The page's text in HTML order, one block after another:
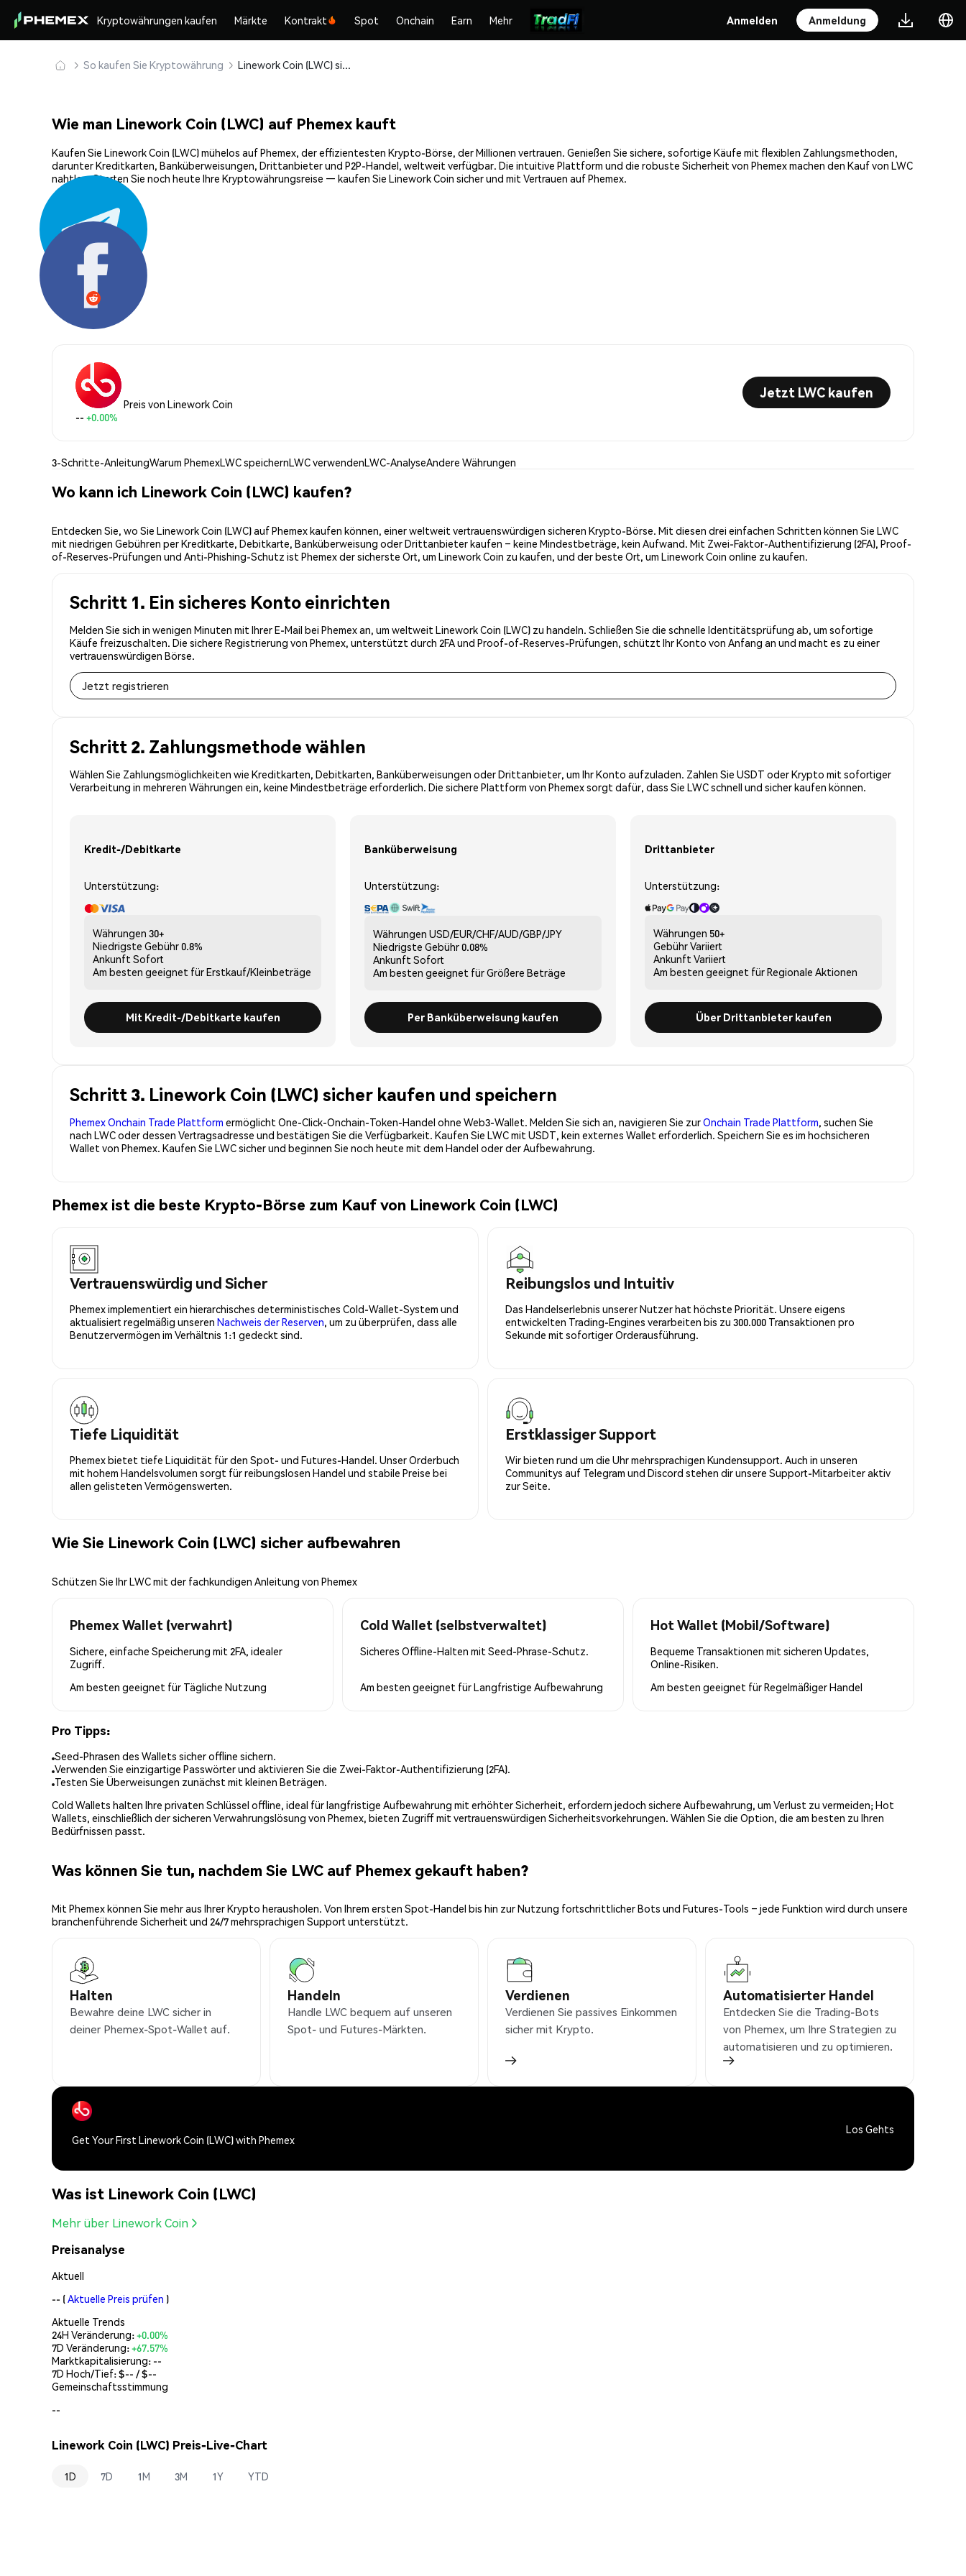
Kryptowährungen kaufen Märkte Kontrakt Spot Onchain Earn Mehr Anmelden Anmeldung
So kaufen Sie Kryptowährung Linework Coin (LWC) sicher kaufen und speichern
Wie man Linework Coin (LWC) auf Phemex kauft
Kaufen Sie Linework Coin (LWC) mühelos auf Phemex, der effizientesten Krypto-Börse, der Millionen vertrauen. Genießen Sie sichere, sofortige Käufe mit flexiblen Zahlungsmethoden,
darunter Kreditkarten, Banküberweisungen, Drittanbieter und P2P-Handel, weltweit verfügbar. Die intuitive Plattform und die robuste Sicherheit von Phemex machen den Kauf von LWC
nahtlos. Starten Sie noch heute Ihre Kryptowährungsreise — kaufen Sie Linework Coin sicher und mit Vertrauen auf Phemex.
Preis von Linework Coin
-- +0.00%
Jetzt LWC kaufen
3-Schritte-AnleitungWarum PhemexLWC speichernLWC verwendenLWC-AnalyseAndere Währungen
Wo kann ich Linework Coin (LWC) kaufen?
Entdecken Sie, wo Sie Linework Coin (LWC) auf Phemex kaufen können, einer weltweit vertrauenswürdigen sicheren Krypto-Börse. Mit diesen drei einfachen Schritten können Sie LWC
mit niedrigen Gebühren per Kreditkarte, Debitkarte, Banküberweisung oder Drittanbieter kaufen – keine Mindestbeträge, kein Aufwand. Mit Zwei-Faktor-Authentifizierung (2FA), Proof-
of-Reserves-Prüfungen und Anti-Phishing-Schutz ist Phemex der sicherste Ort, um Linework Coin zu kaufen, und der beste Ort, um Linework Coin online zu kaufen.
Schritt 1. Ein sicheres Konto einrichten
Melden Sie sich in wenigen Minuten mit Ihrer E-Mail bei Phemex an, um weltweit Linework Coin (LWC) zu handeln. Schließen Sie die schnelle Identitätsprüfung ab, um sofortige
Käufe freizuschalten. Die sichere Registrierung von Phemex, unterstützt durch 2FA und Proof-of-Reserves-Prüfungen, schützt Ihr Konto von Anfang an und macht es zu einer
vertrauenswürdigen Börse.
Jetzt registrieren
Schritt 2. Zahlungsmethode wählen
Wählen Sie Zahlungsmöglichkeiten wie Kreditkarten, Debitkarten, Banküberweisungen oder Drittanbieter, um Ihr Konto aufzuladen. Zahlen Sie USDT oder Krypto mit sofortiger
Verarbeitung in mehreren Währungen ein, keine Mindestbeträge erforderlich. Die sichere Plattform von Phemex sorgt dafür, dass Sie LWC schnell und sicher kaufen können.
Kredit-/Debitkarte
Unterstützung:
Währungen 30+
Niedrigste Gebühr0.8%
Ankunft Sofort
Am besten geeignet fürErstkauf/Kleinbeträge
Mit Kredit-/Debitkarte kaufen
Banküberweisung
Unterstützung:
Währungen USD/EUR/CHF/AUD/GBP/JPY
Niedrigste Gebühr0.08%
Ankunft Sofort
Am besten geeignet fürGrößere Beträge
Per Banküberweisung kaufen
Drittanbieter
Unterstützung:
Währungen 50+
GebührVariiert
Ankunft Variiert
Am besten geeignet fürRegionale Aktionen
Über Drittanbieter kaufen
Schritt 3. Linework Coin (LWC) sicher kaufen und speichern
Phemex Onchain Trade Plattform ermöglicht One-Click-Onchain-Token-Handel ohne Web3-Wallet. Melden Sie sich an, navigieren Sie zurOnchain Trade Plattform, suchen Sie
nach LWC oder dessen Vertragsadresse und bestätigen Sie die Verfügbarkeit. Kaufen Sie LWC mit USDT, kein externes Wallet erforderlich. Speichern Sie es im hochsicheren
Wallet von Phemex. Kaufen Sie LWC sicher und beginnen Sie noch heute mit dem Handel oder der Aufbewahrung.
Phemex ist die beste Krypto-Börse zum Kauf von Linework Coin (LWC)
Vertrauenswürdig und Sicher
Phemex implementiert ein hierarchisches deterministisches Cold-Wallet-System und
aktualisiert regelmäßig unseren Nachweis der Reserven, um zu überprüfen, dass alle
Benutzervermögen im Verhältnis 1:1 gedeckt sind.
Reibungslos und Intuitiv
Das Handelserlebnis unserer Nutzer hat höchste Priorität. Unsere eigens
entwickelten Trading-Engines verarbeiten bis zu 300.000 Transaktionen pro
Sekunde mit sofortiger Orderausführung.
Tiefe Liquidität
Phemex bietet tiefe Liquidität für den Spot- und Futures-Handel. Unser Orderbuch
mit hohem Handelsvolumen sorgt für reibungslosen Handel und stabile Preise bei
allen gelisteten Vermögenswerten.
Erstklassiger Support
Wir bieten rund um die Uhr mehrsprachigen Kundensupport. Auch in unseren
Communitys auf Telegram und Discord stehen dir unsere Support-Mitarbeiter aktiv
zur Seite.
Wie Sie Linework Coin (LWC) sicher aufbewahren
Schützen Sie Ihr LWC mit der fachkundigen Anleitung von Phemex
Phemex Wallet (verwahrt)
Sichere, einfache Speicherung mit 2FA, idealer
Zugriff.
Am besten geeignet für Tägliche Nutzung
Cold Wallet (selbstverwaltet)
Sicheres Offline-Halten mit Seed-Phrase-Schutz.
Am besten geeignet fürLangfristige Aufbewahrung
Hot Wallet (Mobil/Software)
Bequeme Transaktionen mit sicheren Updates,
Online-Risiken.
Am besten geeignet fürRegelmäßiger Handel
Pro Tipps:
Seed-Phrasen des Wallets sicher offline sichern.
Verwenden Sie einzigartige Passwörter und aktivieren Sie die Zwei-Faktor-Authentifizierung (2FA).
Testen Sie Überweisungen zunächst mit kleinen Beträgen.
Cold Wallets halten Ihre privaten Schlüssel offline, ideal für langfristige Aufbewahrung mit erhöhter Sicherheit, erfordern jedoch sichere Aufbewahrung, um Verlust zu vermeiden; Hot
Wallets, einschließlich der sicheren Verwahrungslösung von Phemex, bieten Zugriff mit vertrauenswürdigen Sicherheitsvorkehrungen. Wählen Sie die Option, die am besten zu Ihren
Bedürfnissen passt.
Was können Sie tun, nachdem Sie LWC auf Phemex gekauft haben?
Mit Phemex können Sie mehr aus Ihrer Krypto herausholen. Von Ihrem ersten Spot-Handel bis hin zur Nutzung fortschrittlicher Bots und Futures-Tools – jede Funktion wird durch unsere
branchenführende Sicherheit und 24/7 mehrsprachigen Support unterstützt.
Halten
Bewahre deine LWC sicher in
deiner Phemex-Spot-Wallet auf.
Handeln
Handle LWC bequem auf unseren
Spot- und Futures-Märkten.
Verdienen
Verdienen Sie passives Einkommen
sicher mit Krypto.
Automatisierter Handel
Entdecken Sie die Trading-Bots
von Phemex, um Ihre Strategien zu
automatisieren und zu optimieren.
Get Your First Linework Coin (LWC) with Phemex
Los Gehts
Was ist Linework Coin (LWC)
Mehr über Linework Coin
Preisanalyse
Aktuell
-- (Aktuelle Preis prüfen )
Aktuelle Trends
24H Veränderung:+0.00%
7D Veränderung:+67.57%
Marktkapitalisierung: --
7D Hoch/Tief: $-- / $--
Gemeinschaftsstimmung
--
Linework Coin (LWC) Preis-Live-Chart
1D 7D 1M 3M 1Y YTD